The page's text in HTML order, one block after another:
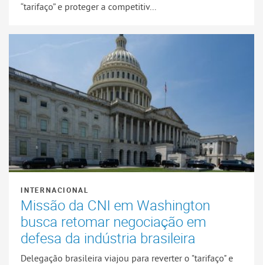
“tarifaço” e proteger a competitiv...
INTERNACIONAL
Missão da CNI em Washington
busca retomar negociação em
defesa da indústria brasileira
Delegação brasileira viajou para reverter o "tarifaço" e